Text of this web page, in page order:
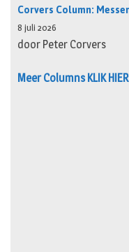
Corvers Column:
8 juli 2026
door Peter Corvers
Meer Columns KLIK